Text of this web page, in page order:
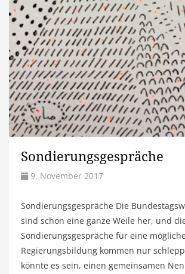
Sondierungsgespräche
9. November 2017
Sondierungsgespräche Die
sind schon eine ganze Weile her, und
Sondierungsgespräche für eine mögliche
Regierungsbildung kommen nur
könnte es sein, einen gemeinsamen